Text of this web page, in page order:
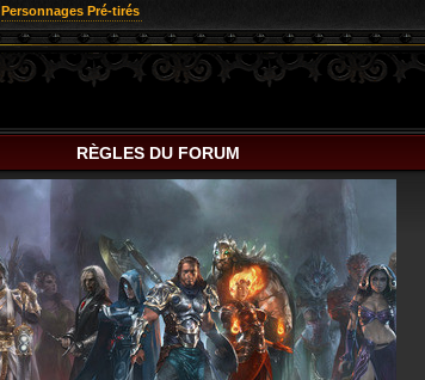
Personnages Pré-tirés
RÈGLES DU FORUM